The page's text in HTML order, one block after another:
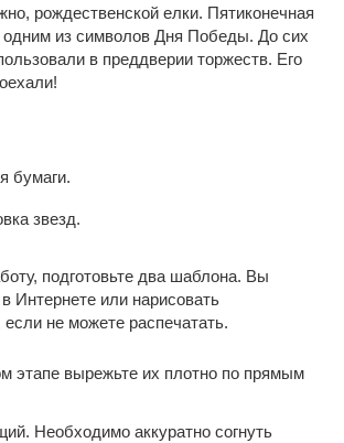
рождественской елки. Пятиконечная
одним из символов Дня Победы. До сих
в преддверии торжеств. Его
бумаги.
звезд.
подготовьте два шаблона. Вы
Интернете или нарисовать
не можете распечатать.
этапе вырежьте их плотно по прямым
Необходимо аккуратно согнуть